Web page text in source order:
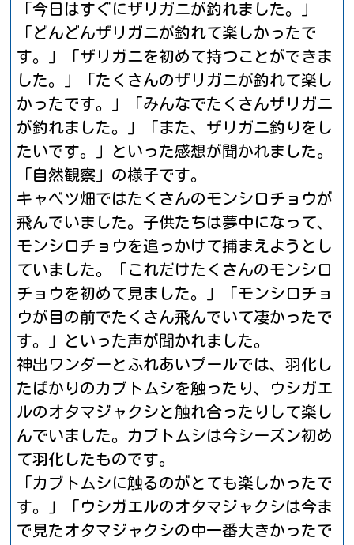
「今日はすぐにザリガニが釣れました。」
「どんどんザリガニが釣れて楽しかったで
す。」「ザリガニを初めて持つことができま
した。」「たくさんのザリガニが釣れて楽し
かったです。」「みんなでたくさんザリガニ
が釣れました。」「また、ザリガニ釣りをし
たいです。」といった感想が聞かれました。
「自然観察」の様子です。
キャベツ畑ではたくさんのモンシロチョウが
飛んでいました。子供たちは夢中になって、
モンシロチョウを追っかけて捕まえようとし
ていました。「これだけたくさんのモンシロ
チョウを初めて見ました。」「モンシロチョ
ウが目の前でたくさん飛んでいて凄かったで
す。」といった声が聞かれました。
神出ワンダーとふれあいプールでは、羽化し
たばかりのカブトムシを触ったり、ウシガエ
ルのオタマジャクシと触れ合ったりして楽し
んでいました。カブトムシは今シーズン初め
て羽化したものです。
「カブトムシに触るのがとても楽しかったで
す。」「ウシガエルのオタマジャクシは今ま
で見たオタマジャクシの中一番大きかったで